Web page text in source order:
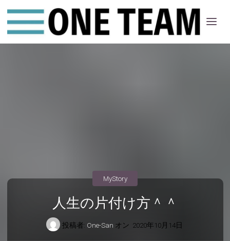
ちー
む
人生の片付け方＾＾
投稿者: One-San オン 2020年10月14日
MyStory